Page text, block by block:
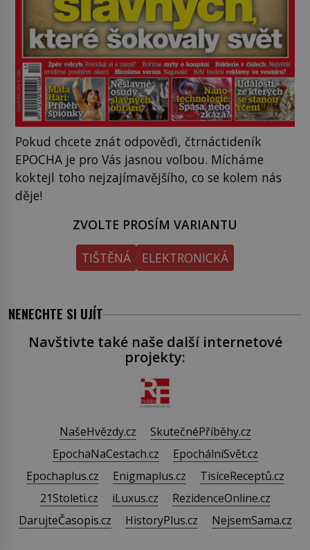
Pokud chcete znát odpověďi, čtrnáctideník
EPOCHA je pro Vás jasnou volbou. Mícháme
koktejl toho nejzajímavějšího, co se kolem nás
děje!
ZVOLTE PROSÍM VARIANTU
TIŠTĚNÁ
ELEKTRONICKÁ
NENECHTE SI UJÍT
Navštivte také naše další internetové
projekty:
NašeHvězdy.cz
SkutečnéPříběhy.cz
EpochaNaCestach.cz
EpochálníSvět.cz
Epochaplus.cz
Enigmaplus.cz
TisíceReceptů.cz
21Stoleti.cz
iLuxus.cz
RezidenceOnline.cz
DarujteČasopis.cz
HistoryPlus.cz NejsemSama.cz